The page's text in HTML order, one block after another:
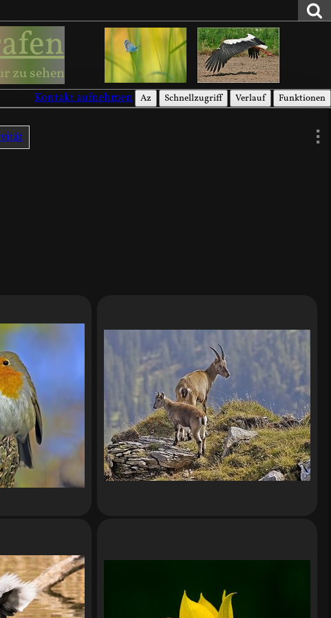
zu sehen
Kontakt aufnehmen Az Schnellzugriff Verlauf Funktionen